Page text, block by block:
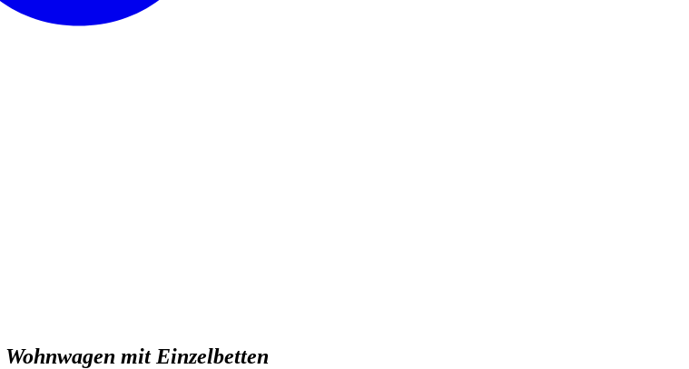
Wohnwagen mit Einzelbetten